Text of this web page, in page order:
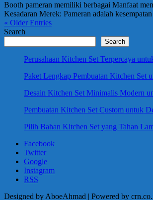
Booth pameran memiliki berbagai Manfaat
Kesadaran Merek: Pameran adalah
« Older Entries
Search
Search
Perusahaan Kitchen Set Terpercaya
Paket Lengkap Pembuatan Kitchen Set
Desain Kitchen Set Minimalis Modern
Pembuatan Kitchen Set Custom untuk
Pilih Bahan Kitchen Set yang Tahan
Facebook
Twitter
Google
Instagram
RSS
Designed by AboeAhmad | Powered by